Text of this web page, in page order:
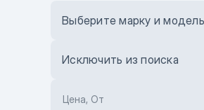
Выберите марку и модель
Исключить из поиска
Цена, От